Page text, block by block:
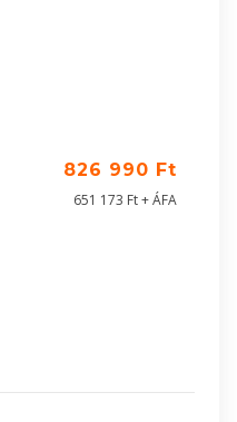
826 990 Ft
651 173 Ft + ÁFA